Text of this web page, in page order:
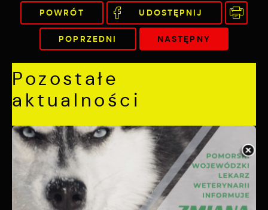
POWRÓT UDOSTĘPNIJ
POPRZEDNI NASTĘPNY
Pozostałe
aktualności